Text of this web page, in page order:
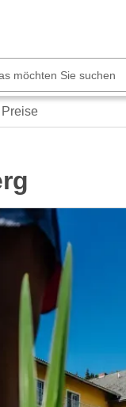
Preise